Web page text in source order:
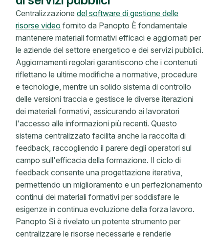
Centralizzazione del software di gestione delle
risorse video fornito da Panopto È fondamentale
mantenere materiali formativi efficaci e aggiornati per
le aziende del settore energetico e dei servizi pubblici.
Aggiornamenti regolari garantiscono che i contenuti
riflettano le ultime modifiche a normative, procedure
e tecnologie, mentre un solido sistema di controllo
delle versioni traccia e gestisce le diverse iterazioni
dei materiali formativi, assicurando ai lavoratori
l'accesso alle informazioni più recenti. Questo
sistema centralizzato facilita anche la raccolta di
feedback, raccogliendo il parere degli operatori sul
campo sull'efficacia della formazione. Il ciclo di
feedback consente una progettazione iterativa,
permettendo un miglioramento e un perfezionamento
continui dei materiali formativi per soddisfare le
esigenze in continua evoluzione della forza lavoro.
Panopto Si è rivelato un potente strumento per
centralizzare le risorse necessarie e renderle